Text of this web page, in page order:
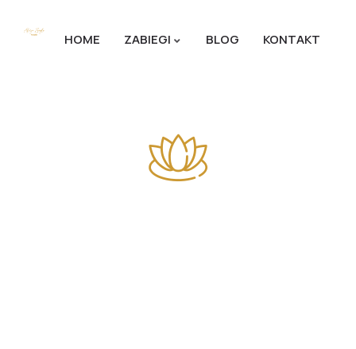
HOME ZABIEGI BLOG KONTAKT